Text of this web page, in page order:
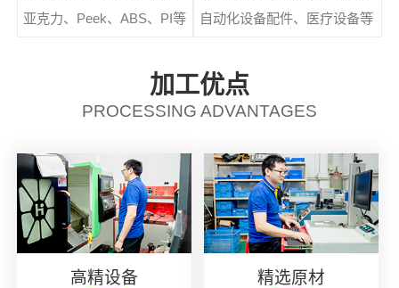
亚克力、Peek、ABS、PI等
自动化设备配件、医疗设备等
加工优点
PROCESSING ADVANTAGES
高精设备 精选原材